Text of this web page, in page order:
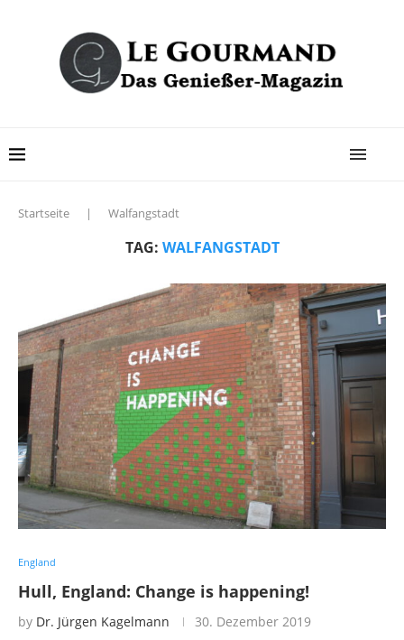
Startseite | Walfangstadt
TAG: WALFANGSTADT
England
Hull, England: Change is happening!
by Dr. Jürgen Kagelmann 30. Dezember 2019